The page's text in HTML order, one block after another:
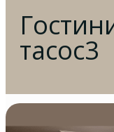
тасос3